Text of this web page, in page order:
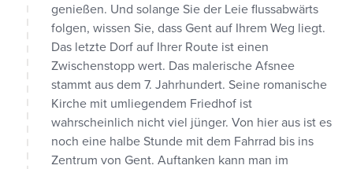
genießen. Und solange Sie der Leie flussabwärts
folgen, wissen Sie, dass Gent auf Ihrem Weg liegt.
Das letzte Dorf auf Ihrer Route ist einen
Zwischenstopp wert. Das malerische Afsnee
stammt aus dem 7. Jahrhundert. Seine romanische
Kirche mit umliegendem Friedhof ist
wahrscheinlich nicht viel jünger. Von hier aus ist es
noch eine halbe Stunde mit dem Fahrrad bis ins
Zentrum von Gent. Auftanken kann man im